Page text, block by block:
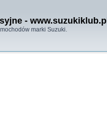
- www.suzukiklub.pl
marki Suzuki.